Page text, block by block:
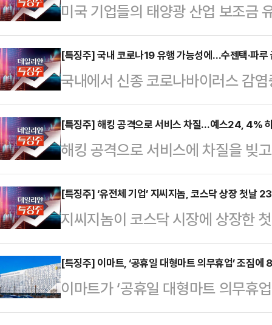
미국 기업들의 태양광 산업 보조금
련주들이 상승하고 있다.한국거래
시장에서 한화솔루션은 전 거래
이뤄지고 있다.그 밖에도 HD현대
(8.48%) 등 태양광 관련주들이 일
트저널(WSJ)은 10일(현지시각)
수 있도록 관련 기업들이 로비활동
로 미국 대표…
[특징주] 국내 코로나19 유행 가능성에…수젠택·파루
국내에서 신종 코로나바이러스 감
는 방역 당국 우려가 제기됨에 따라
마 종목이 급등하고 있다.한국거래
시장에서 수젠텍은 전장 대비
텍은 코로나19 자가진단키트 등을
(22.05%), 그린생명과학(11.18%)
당국이 해외 코로나19 유행 상황
로나19…
[특징주] 해킹 공격으로 서비스 차질…예스24, 4%
해킹 공격으로 서비스에 차질을 빚
4% 가까이 내리고 있다.한국거래
장 대비 3.90% 내린 4310원에 거
린 주가는 한때 5.35%까지 내리는
9일 오전 4시께 랜섬웨어에 의해
문, 티켓 예매, 이북(eBook), 전자
스가 중단됐다.예스24는 전날 공
[특징주] ‘유전체 기업’ 지씨지놈, 코스닥 상장 첫날
지씨지놈이 코스닥 시장에 상장한
다.11일 한국거래소에 따르면 이날
(1만500원) 대비 23.05%(2420
초반에는 1만5180원까지 상승했
상으로 진행한 수요예측에서 희
[특징주] 이마트, ‘공휴일 대형마트 의무휴업’ 조짐에
이마트가 ‘공휴일 대형마트 의무휴
넘게 내리고 있다.10일 한국거래